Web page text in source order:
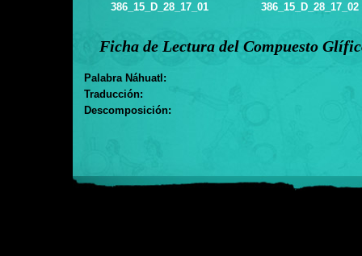
386_15_D_28_17_01 386_15_D_28_17_02
Ficha de Lectura del Compuesto
Palabra Náhuatl:
Traducción:
Descomposición: